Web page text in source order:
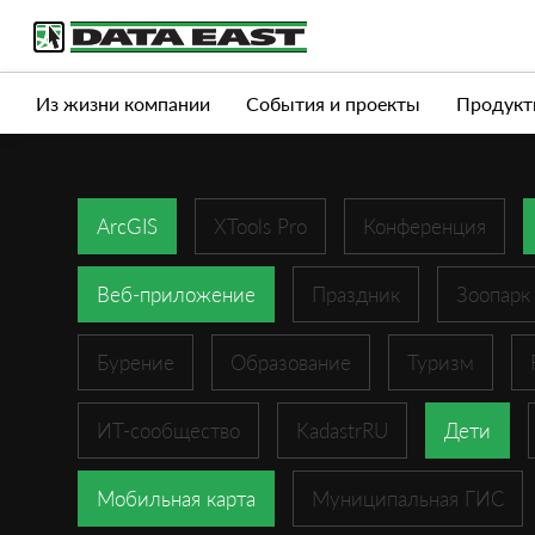
Услуги Продукты Истории успеха
Из жизни компании События и проекты
ArcGIS XTools Pro Конференция
Веб-приложение Праздник Зоопарк
Бурение Образование Туризм
ИТ-сообщество KadastrRU Дети
Мобильная карта Муниципальная ГИС